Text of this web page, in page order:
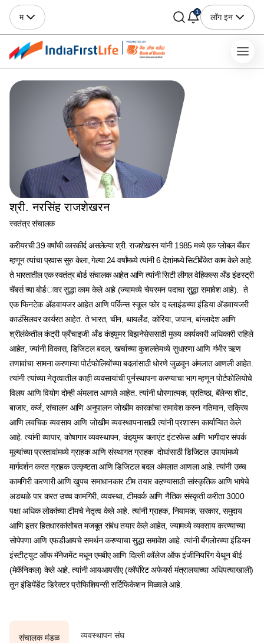
म 1 लॉग इन
श्री. नरसिंह राजशेखरन
स्वतंत्र संचालक
करीयरची 39 वर्षांची कारकीर्द असलेल्या श्री. राजशेखरन यांनी 1985 मध्ये एक ग्लोबल बँकर
म्हणून त्यांचा प्रवास सुरु केला, गेल्या 24 वर्षांमध्ये त्यांनी 6 देशांमध्ये सिटीबँकेत काम केले आहे.
ते भारतातील एक स्वतंत्र बोर्ड संचालक आहेत आणि त्यांनी सिटी लीगल वेहिकल्स अँड इंडस्ट्री
चेंबर्स च्या बोर्डावर सुद्धा काम केले आहे (ज्यामध्ये चेयरमन पदाचा सुद्धा समावेश आहे). ते
एक फिनटेक ॲडवायजर आहेत आणि पर्किन्स स्कूल फोर द ब्लाइंडच्या इंडिया ॲडवायजरी
काउंसिलवर कार्यरत आहेत. ते भारत, चीन, थायलँड, कोरिया, जपान, बांग्लादेश आणि
श्रीलंकेतील कंट्री फ्रँचाइजी अँड कंझ्युमर बिझनेसेससाठी मुख्य कार्यकारी अधिकारी राहिले
आहेत, ज्यांनी विकास, डिजिटल बदल, खर्चाच्या कुशलतेमध्ये सुधारणा आणि गंभीर ऋण
तणावांचा सामना करणाऱ्या पोर्टफोलियोंच्या बदलांसाठी धोरणे जुळवून अंमलात आणली आहेत.
त्यांनी त्यांच्या नेतृत्वातील काही व्यवसायांची पुर्नस्थापना करण्याचा भाग म्हणून पोर्टफोलियोचे
विलय आणि वियोग दोन्ही अंमलात आणले आहेत. त्यांनी धोरणात्मक, प्रतिष्ठा, बॅलेन्स शीट,
बाजार, कर्ज, संचालन आणि अनुपालन जोखीम कारकांचा समावेश करुन गतिमान, सक्रिय
आणि लवचिक व्यवसाय आणि जोखीम व्यवस्थापनासाठी त्यांनी प्रशासन कार्यान्वित केले
आहे. त्यांनी व्यापार, कोषागार व्यवस्थापन, कंझ्युमर क्लाएंट इंटरफेस आणि भागीदार संपर्क
मूल्यांच्या प्रस्तावांमध्ये ग्राहक आणि संस्थागत ग्राहक दोघांसाठी डिजिटल उपायांमध्ये
मार्गदर्शन करत ग्राहक उत्कृष्टता आणि डिजिटल बदल अंमलात आणला आहे. त्यांनी उच्च
कामगिरी करणारी आणि खुपच समाधानकार टीम तयार कऱण्यासाठी सांस्कृतिक आणि भाषेचे
अडथळे पार करत उच्च कामगिरी, व्यवस्था, टीमवर्क आणि नैतिक संस्कृती करीता 3000
पक्षा अधिक लोकांच्या टीमचे नेतृत्व केले आहे. त्यांनी ग्राहक, नियामक, सरकार, समुदाय
आणि इतर हितधारकांसोबत मजबूत संबंध तयार केले आहेत, ज्यामध्ये व्यवसाय करण्याच्या
सोपेपणा आणि एफडीआयचे समर्थन करण्याचा सुद्धा समावेश आहे. त्यांनी बँगलोरच्या इंडियन
इंस्टीट्युट ऑफ मॅनेजमेंट मधून एमबीए आणि दिल्ली कॉलेज ऑफ इंजीनियरिंग येथून बीई
(मेकॅनिकल) केले आहे. त्यांनी आयआयसीए (कॉर्पोरेट अफेयर्स मंत्रालयाच्या अधिपत्याखाली)
तून इंडिपेंडेंट डिरेक्टर प्रोफिशियन्सी सर्टिफिकेशन मिळवले आहे.
संचालक मंडळ व्यवस्थापन संघ